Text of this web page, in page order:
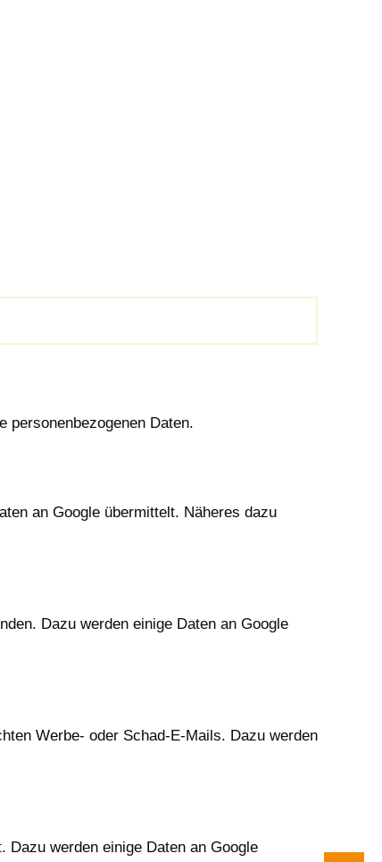
personenbezogenen Daten.
an Google übermittelt. Näheres dazu
Dazu werden einige Daten an Google
Werbe- oder Schad-E-Mails. Dazu werden
Dazu werden einige Daten an Google